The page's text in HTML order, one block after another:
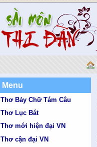
Menu
Thơ Bảy Chữ Tám Câu
Thơ Lục Bát
Thơ mới hiện đại VN
Thơ cận đại VN